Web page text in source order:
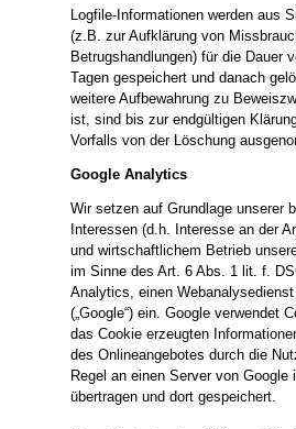
Logfile-Informationen werden aus
(z.B. zur Aufklärung von
Betrugshandlungen) für die Dauer
Tagen gespeichert und danach
weitere Aufbewahrung zu
ist, sind bis zur endgültigen
Vorfalls von der Löschung
Google Analytics
Wir setzen auf Grundlage unserer
Interessen (d.h. Interesse an der
und wirtschaftlichem Betrieb
im Sinne des Art. 6 Abs. 1 lit. f.
Analytics, einen
(„Google“) ein. Google verwendet
das Cookie erzeugten
des Onlineangebotes durch die
Regel an einen Server von Google
übertragen und dort gespeichert.